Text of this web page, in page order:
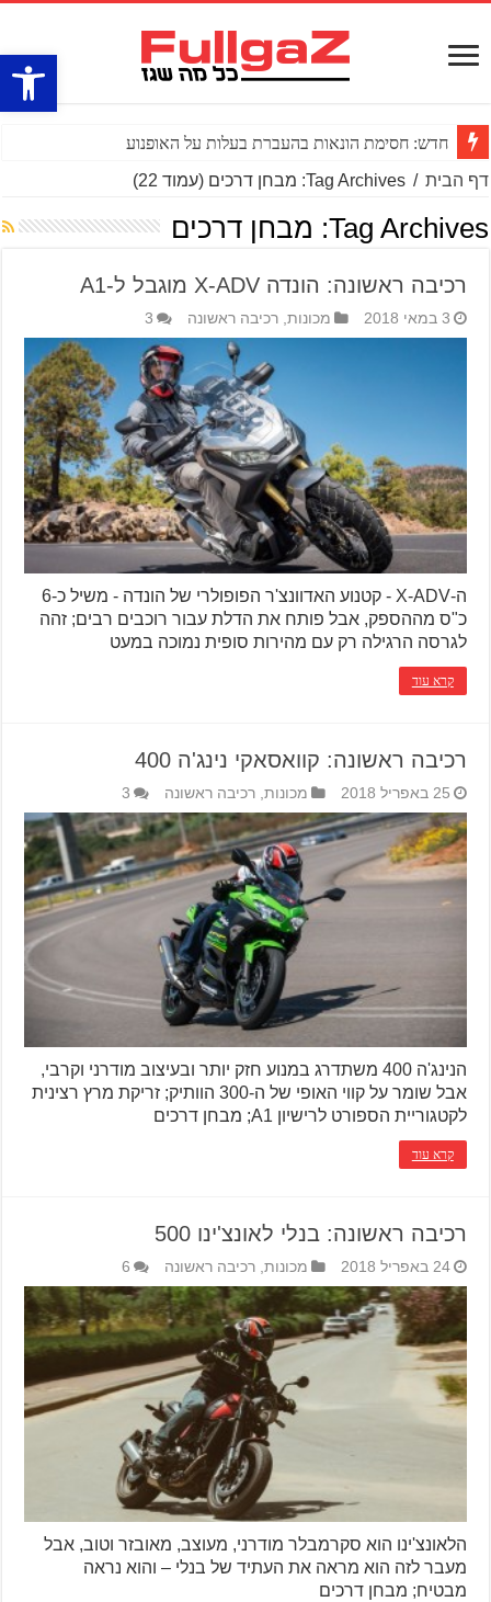
פתח
חדש: חסימת הונאות בהעברת בעלות על האופנוע
דף הבית / Tag Archives: מבחן דרכים (עמוד 22)
Tag Archives: מבחן דרכים
רכיבה ראשונה: הונדה X-ADV מוגבל ל-A1
3 במאי 2018 מכונות ,רכיבה ראשונה 3
ה-X-ADV - קטנוע האדוונצ'ר הפופולרי של הונדה - משיל כ-6
כ"ס מההספק, אבל פותח את הדלת עבור רוכבים רבים; זהה
לגרסה הרגילה רק עם מהירות סופית נמוכה במעט
קרא עוד
רכיבה ראשונה: קוואסאקי נינג'ה 400
25 באפריל 2018 מכונות ,רכיבה ראשונה 3
הנינג'ה 400 משתדרג במנוע חזק יותר ובעיצוב מודרני וקרבי,
אבל שומר על קווי האופי של ה-300 הוותיק; זריקת מרץ רצינית
לקטגוריית הספורט לרישיון A1; מבחן דרכים
קרא עוד
רכיבה ראשונה: בנלי לאונצ'ינו 500
24 באפריל 2018 מכונות,רכיבה ראשונה 6
הלאונצ'ינו הוא סקרמבלר מודרני, מעוצב, מאובזר וטוב, אבל
מעבר לזה הוא מראה את העתיד של בנלי – והוא נראה
מבטיח; מבחן דרכים